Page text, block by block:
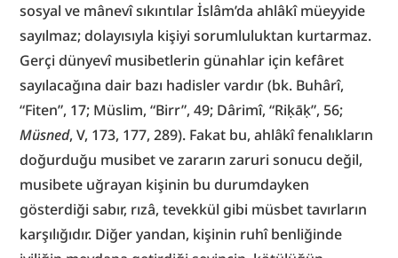
sosyal ve mânevî sıkıntılar İslâm’da ahlâkî müeyyide
sayılmaz; dolayısıyla kişiyi sorumluluktan kurtarmaz.
Gerçi dünyevî musibetlerin günahlar için kefâret
sayılacağına dair bazı hadisler vardır (bk. Buhârî,
Müsned, V, 173, 177, 289). Fakat bu, ahlâkî fenalıkların
doğurduğu musibet ve zararın zaruri sonucu değil,
musibete uğrayan kişinin bu durumdayken
gösterdiği sabır, rızâ, tevekkül gibi müsbet tavırların
karşılığıdır. Diğer yandan, kişinin ruhî benliğinde